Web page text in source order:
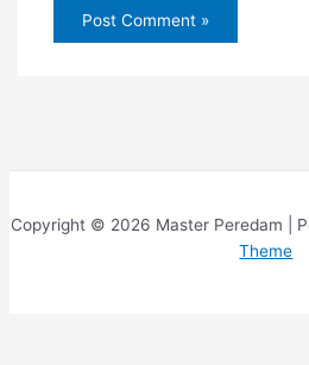
Copyright © 2026 Master Peredam |
Theme